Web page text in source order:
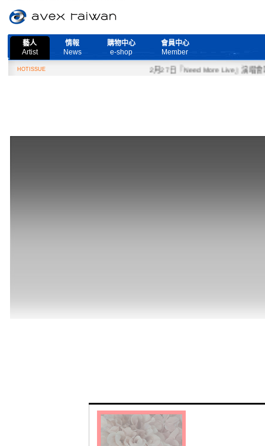
藝人
Artist
情報
News
購物中心
e-shop
會員中心
Member
HOTISSUE 2月27日『Need More Live』演唱會取